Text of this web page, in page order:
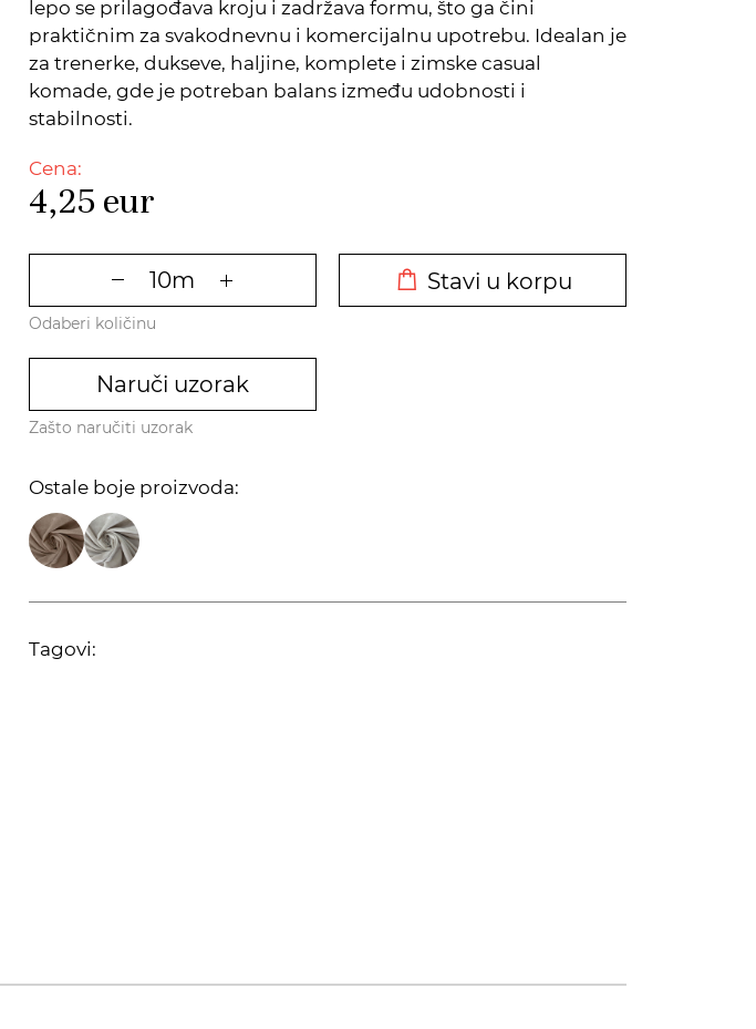
lepo se prilagođava kroju i zadržava formu, što ga čini
praktičnim za svakodnevnu i komercijalnu upotrebu. Idealan je
za trenerke, dukseve, haljine, komplete i zimske casual
komade, gde je potreban balans između udobnosti i
stabilnosti.
Cena:
4,25 eur
Stavi u korpu
Odaberi količinu
Naruči uzorak
Zašto naručiti uzorak
Ostale boje proizvoda:
Tagovi: